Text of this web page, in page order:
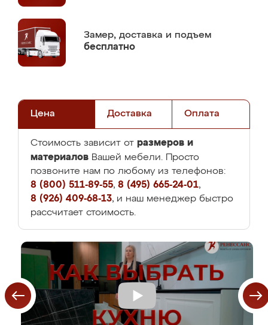
Замер, доставка и подъем
бесплатно
Цена Доставка Оплата
Стоимость зависит от размеров и
материалов Вашей мебели. Просто
позвоните нам по любому из телефонов:
8 (800) 511-89-55, 8 (495) 665-24-01,
8 (926) 409-68-13, и наш менеджер быстро
рассчитает стоимость.